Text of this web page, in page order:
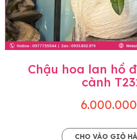
Chậu hoa lan hồ
cành
CHO VÀO GIỎ